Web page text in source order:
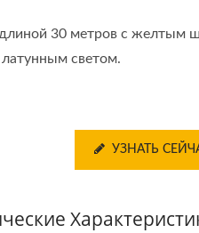
30 метров с желтым
светом.
УЗНАТЬ